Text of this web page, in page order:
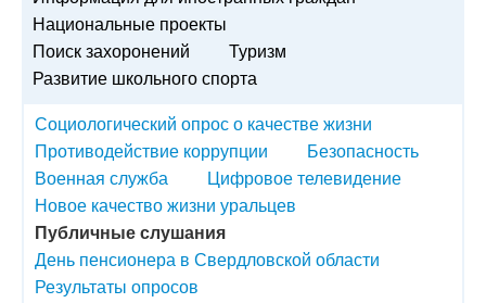
Национальные проекты
Поиск захоронений
Туризм
Развитие школьного спорта
Социологический опрос о качестве жизни
Противодействие коррупции
Безопасность
Военная служба
Цифровое телевидение
Новое качество жизни уральцев
Публичные слушания
День пенсионера в Свердловской области
Результаты опросов